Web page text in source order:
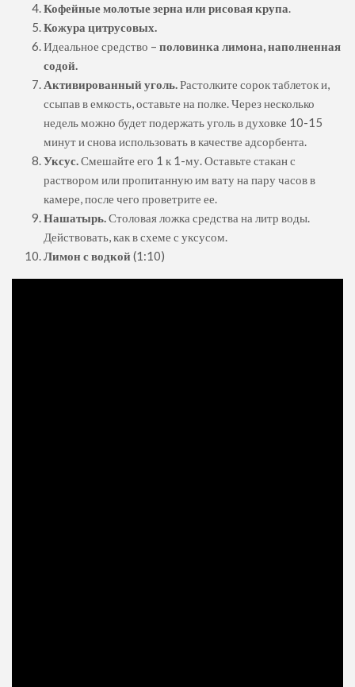
Кофейные молотые зерна или рисовая крупа.
Кожура цитрусовых.
Идеальное средство – половинка лимона, наполненная
содой.
Активированный уголь.Растолките сорок таблеток и,
ссыпав в емкость, оставьте на полке. Через несколько
недель можно будет подержать уголь в духовке 10-15
минут и снова использовать в качестве адсорбента.
Уксус.Смешайте его 1 к 1-му. Оставьте стакан с
раствором или пропитанную им вату на пару часов в
камере, после чего проветрите ее.
Нашатырь.Столовая ложка средства на литр воды.
Действовать, как в схеме с уксусом.
Лимон с водкой (1:10)